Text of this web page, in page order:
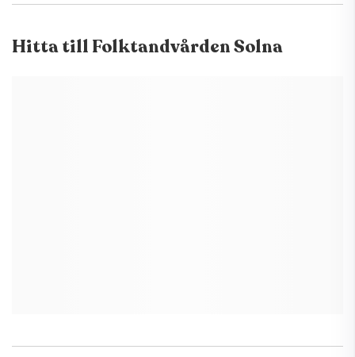
Hitta till Folktandvården Solna